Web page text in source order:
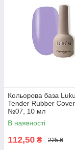
Кольорова база
Tender Rubber
№07, 10 мл
В наявності
112,50 ₴ 225 ₴